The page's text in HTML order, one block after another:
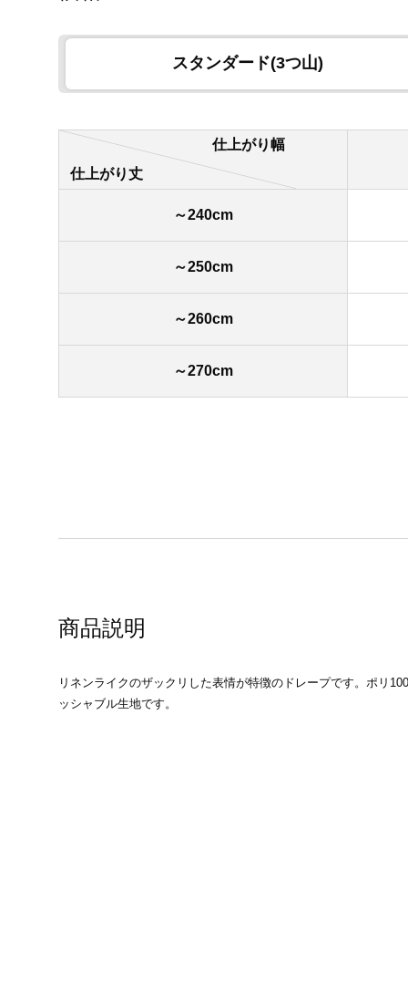
スタンダード(3つ山)
仕上がり幅
仕上がり丈
～240cm
～250cm
～260cm
～270cm
商品説明
リネンライクのザックリした表情が特徴のドレープです。ポリ
ッシャブル生地です。